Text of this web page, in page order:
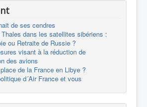
de ses cendres
Thales dans les satellites sibériens :
ou Retraite de Russie ?
visant à la réduction de
des avions
de la France en Libye ?
d´Air France et vous